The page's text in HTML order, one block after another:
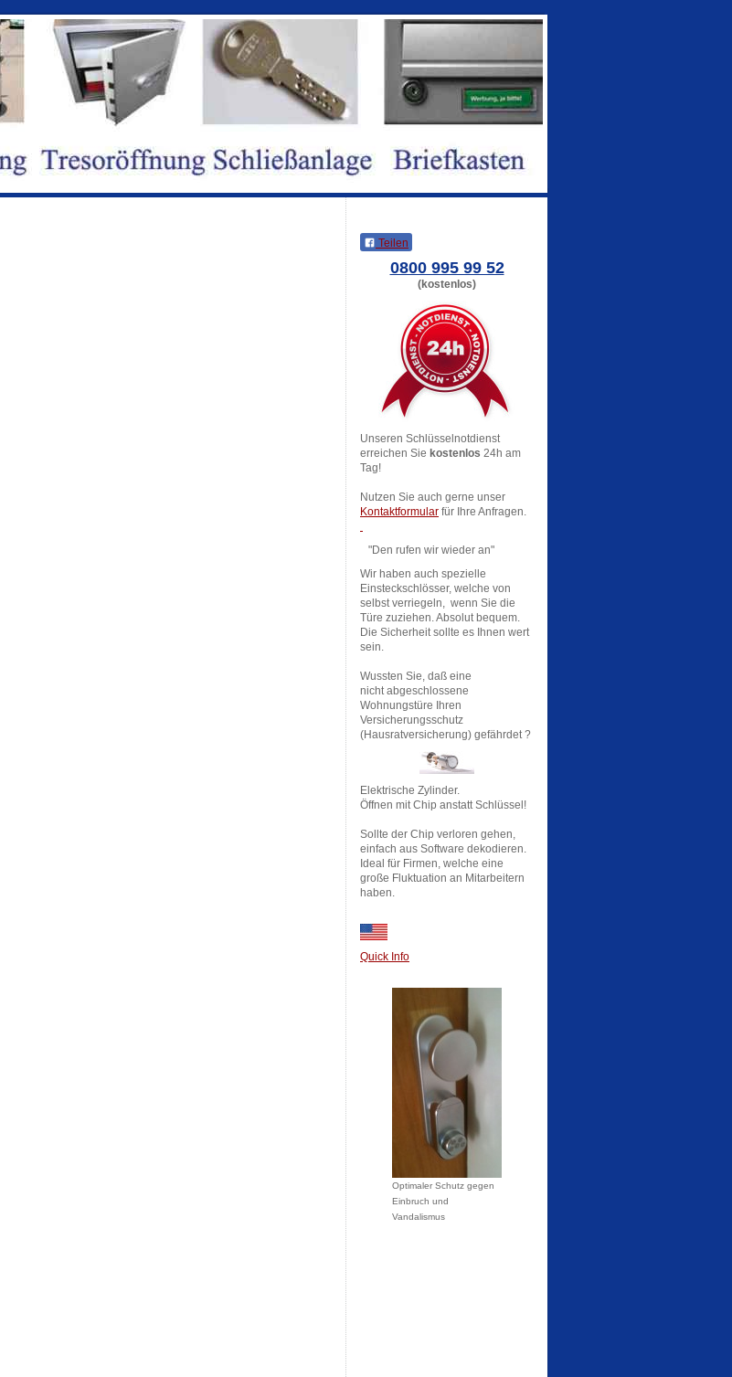
Teilen
0800 995 99 52
(kostenlos)
Unseren Schlüsselnotdienst
erreichen Sie kostenlos 24h am
Tag!
Nutzen Sie auch gerne unser
Kontaktformular für Ihre Anfragen.
"Den rufen wir wieder an"
Wir haben auch spezielle
Einsteckschlösser, welche von
selbst verriegeln, wenn Sie die
Türe zuziehen. Absolut bequem.
Die Sicherheit sollte es Ihnen wert
sein.
Wussten Sie, daß eine
nicht abgeschlossene
Wohnungstüre Ihren
Versicherungsschutz
(Hausratversicherung) gefährdet ?
Elektrische Zylinder.
Öffnen mit Chip anstatt Schlüssel!
Sollte der Chip verloren gehen,
einfach aus Software dekodieren.
Ideal für Firmen, welche eine
große Fluktuation an Mitarbeitern
haben.
Quick Info
Optimaler Schutz gegen
Einbruch und
Vandalismus